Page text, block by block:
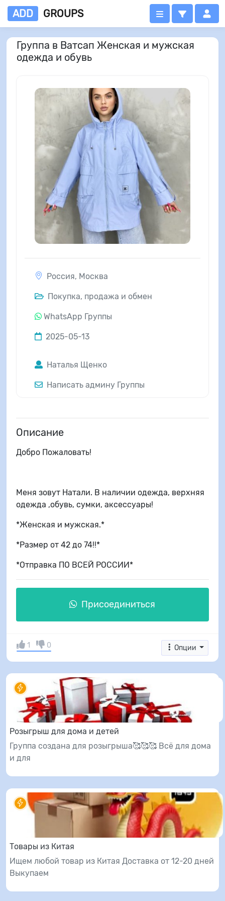
ADD GROUPS
Группа в Ватсап Женская и мужская
одежда и обувь
Россия, Москва
Покупка, продажа и обмен
WhatsApp Группы
2025-05-13
Наталья Щенко
Написать админу Группы
Описание
Добро Пожаловать!
Меня зовут Натали. В наличии одежда, верхняя
одежда ,обувь, сумки, аксессуары!
*Женская и мужская.*
*Размер от 42 до 74!!*
*Отправка ПО ВСЕЙ РОССИИ*
Присоединиться
Опции
1 0
Розыгрыш для дома и детей
Группа создана для розыгрыша🥰🥰🥰 Всё для дома
и для
Товары из Китая
Ищем любой товар из Китая Доставка от 12-20 дней
Выкупаем